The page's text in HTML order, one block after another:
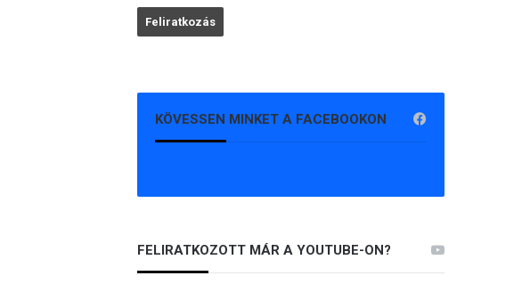
KÖVESSEN MINKET A FACEBOOKON
FELIRATKOZOTT MÁR A YOUTUBE-ON?